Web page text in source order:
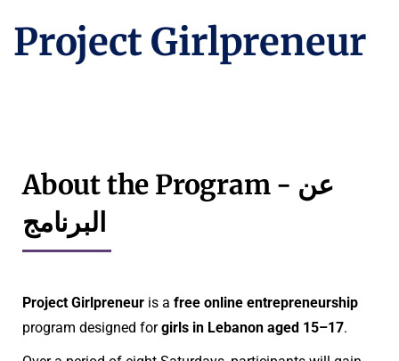
Project Girlpreneur
About the Program - عن
البرنامج
Project Girlpreneur is a free online entrepreneurship
program designed forgirls in Lebanon aged 15–17.